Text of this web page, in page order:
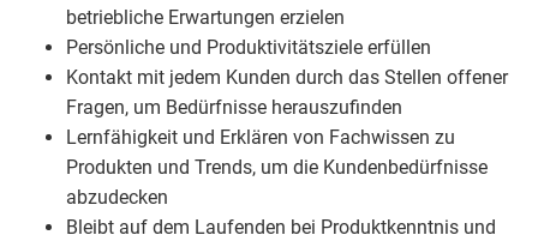
betriebliche Erwartungen erzielen
Persönliche und Produktivitätsziele erfüllen
Kontakt mit jedem Kunden durch das Stellen offener
Fragen, um Bedürfnisse herauszufinden
Lernfähigkeit und Erklären von Fachwissen zu
Produkten und Trends, um die Kundenbedürfnisse
abzudecken
Bleibt auf dem Laufenden bei Produktkenntnis und